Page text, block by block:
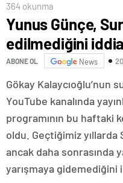
364 okunma
Yunus Günçe,
edilmediğini
ABONE OL News
Gökay Kalaycıoğlu’nun
YouTube kanalında
programının bu haftaki
oldu. Geçtiğimiz
ancak daha sonrasında
yarışmaya gidemediğini